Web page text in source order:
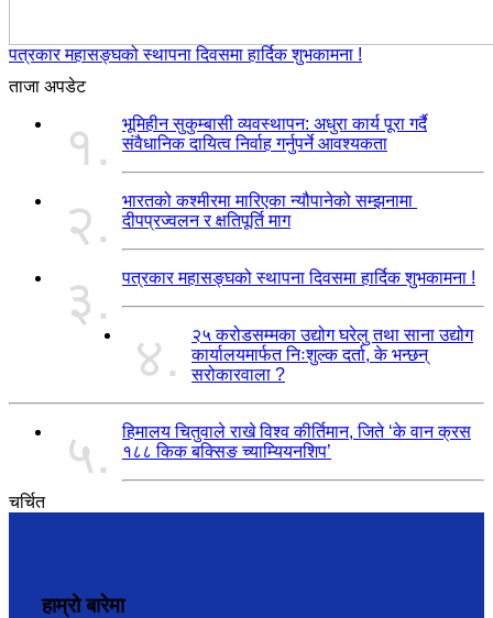
पत्रकार महासङ्घको स्थापना दिवसमा हार्दिक शुभकामना !
ताजा अपडेट
१.
भूमिहीन सुकुम्बासी व्यवस्थापन: अधुरा कार्य पूरा गर्दै
संवैधानिक दायित्व निर्वाह गर्नुपर्ने आवश्यकता
२.
भारतको कश्मीरमा मारिएका न्यौपानेको सम्झनामा
दीपप्रज्वलन र क्षतिपूर्ति माग
३. पत्रकार महासङ्घको स्थापना दिवसमा हार्दिक शुभकामना !
४.
२५ करोडसम्मका उद्योग घरेलु तथा साना उद्योग
कार्यालयमार्फत निःशुल्क दर्ता, के भन्छन्
सरोकारवाला ?
५.
हिमालय चितुवाले राखे विश्व कीर्तिमान, जिते ‘के वान क्रस
१८८ किक बक्सिङ च्याम्यियनशिप’
चर्चित
हाम्रो बारेमा